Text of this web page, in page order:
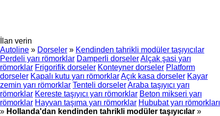
İlan verin
Autoline » Dorseler » Kendinden tahrikli modüler taşıyıcılar
Perdeli yarı römorklar Damperli dorselerAlçak şasi yarı
römorklar Frigorifik dorseler Konteyner dorseler Platform
dorseler Kapalı kutu yarı römorklarAçık kasa dorseler Kayar
zemin yarı römorklar Tenteli dorselerAraba taşıyıcı yarı
römorklar Kereste taşıyıcı yarı römorklar Beton mikseri yarı
römorklar Hayvan taşıma yarı römorklar Hububat yarı römorkları
» Hollanda'dan kendinden tahrikli modüler taşıyıcılar »